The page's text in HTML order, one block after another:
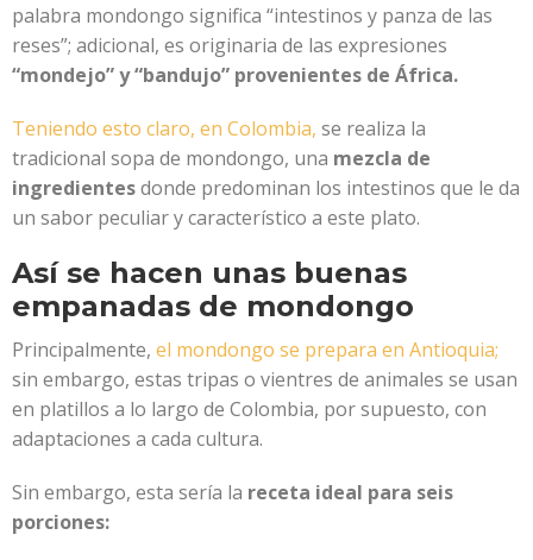
palabra mondongo significa “intestinos y panza de las
reses”; adicional, es originaria de las expresiones
“mondejo” y “bandujo” provenientes de África.
Teniendo esto claro, en Colombia, se realiza la
tradicional sopa de mondongo, una mezcla de
ingredientesdonde predominan los intestinos que le da
un sabor peculiar y característico a este plato.
Así se hacen unas buenas
empanadas de mondongo
Principalmente, el mondongo se prepara en Antioquia;
sin embargo, estas tripas o vientres de animales se usan
en platillos a lo largo de Colombia, por supuesto, con
adaptaciones a cada cultura.
Sin embargo, esta sería la receta ideal para seis
porciones: